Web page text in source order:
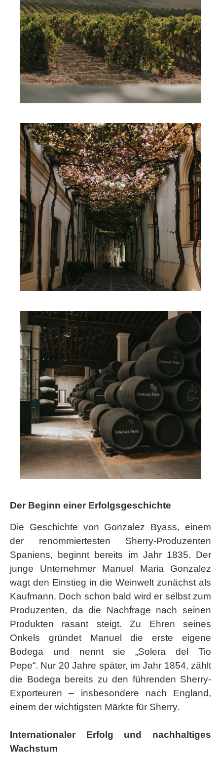
Der Beginn einer Erfolgsgeschichte
Die Geschichte von Gonzalez Byass, einem
der renommiertesten Sherry-Produzenten
Spaniens, beginnt bereits im Jahr 1835. Der
junge Unternehmer Manuel Maria Gonzalez
wagt den Einstieg in die Weinwelt zunächst als
Kaufmann. Doch schon bald wird er selbst zum
Produzenten, da die Nachfrage nach seinen
Produkten rasant steigt.Zu Ehren seines
Onkels gründet Manuel die erste eigene
Bodega und nennt sie „Solera del Tio
Pepe“. Nur 20 Jahre später, im Jahr 1854, zählt
die Bodega bereits zu den führenden Sherry-
Exporteuren – insbesondere nach England,
einem der wichtigsten Märkte für Sherry.
Internationaler Erfolg und nachhaltiges
Wachstum